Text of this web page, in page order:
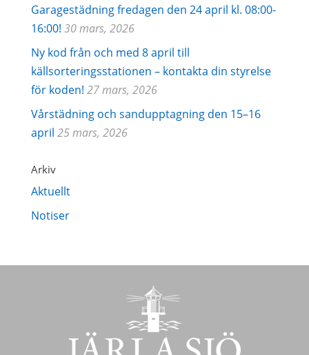
Garagestädning fredagen den 24 april kl. 08:00-
16:00! 30 mars, 2026
Ny kod från och med 8 april till
källsorteringsstationen – kontakta din styrelse
för koden! 27 mars, 2026
Vårstädning och sandupptagning den 15–16
april 25 mars, 2026
Arkiv
Aktuellt
Notiser